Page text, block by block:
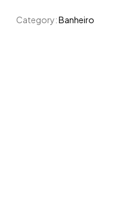
Category:Banheiro